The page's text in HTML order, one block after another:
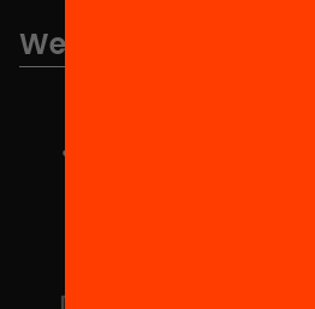
We are part of...